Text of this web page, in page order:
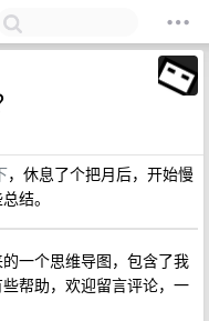
，休息了个把月后，开始慢
结。
一个思维导图，包含了我
帮助，欢迎留言评论，一